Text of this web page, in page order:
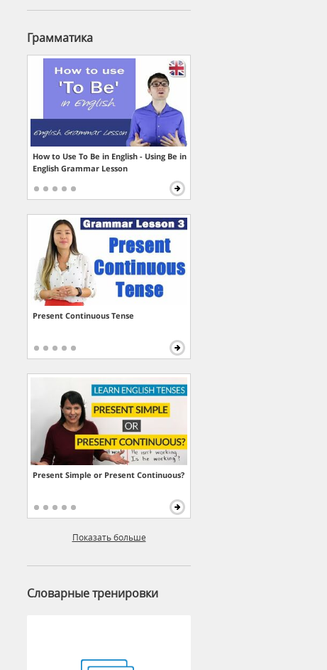
Грамматика
How to Use To Be in English - Using Be in
English Grammar Lesson
Present Continuous Tense
Present Simple or Present Continuous?
Показать больше
Словарные тренировки